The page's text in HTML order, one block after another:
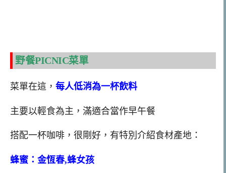
野餐PICNIC菜單
菜單在這， 每人低消為一杯飲料
主要以輕食為主，滿適合當作早午餐
搭配一杯咖啡，很剛好，有特別介紹食材產地：
蜂蜜：金恆春,蜂女孩